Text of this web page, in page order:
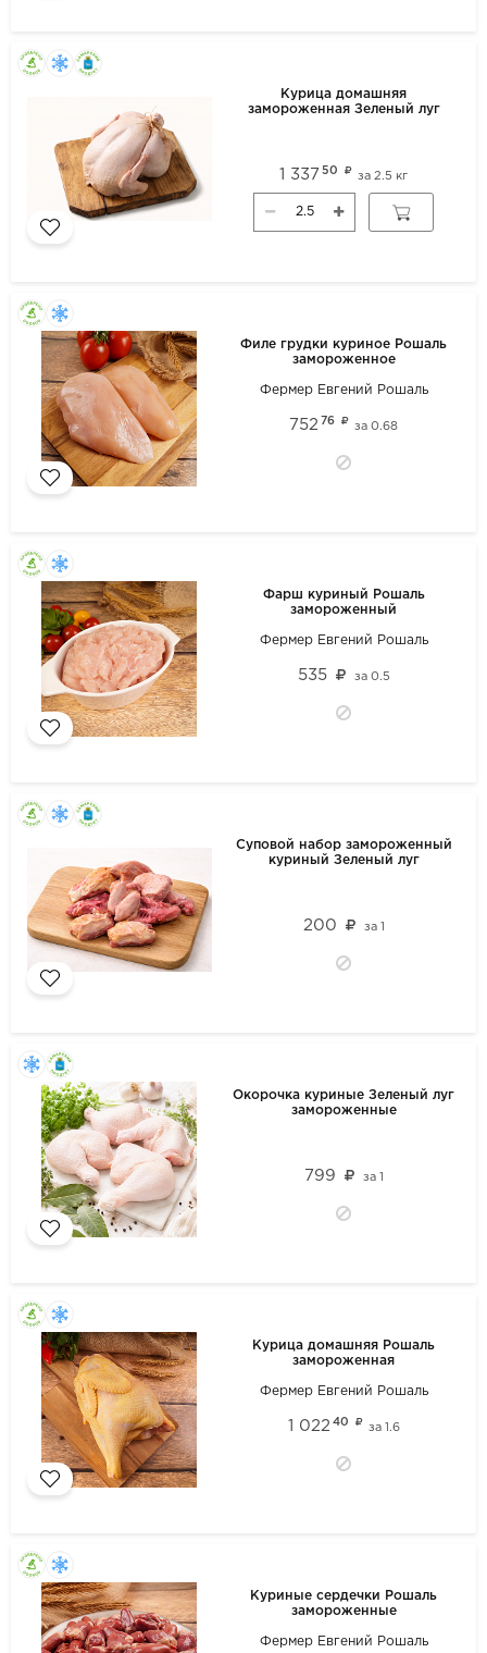
Курица домашняя
замороженная Зеленый луг
1 337 50 за2.5 кг
Филе грудки куриное Рошаль
замороженное
Фермер Евгений Рошаль
752 76 за0.68
Фарш куриный Рошаль
замороженный
Фермер Евгений Рошаль
535 за 0.5
Суповой набор замороженный
куриный Зеленый луг
200 за 1
Окорочка куриные Зеленый луг
замороженные
799 за 1
Курица домашняя Рошаль
замороженная
Фермер Евгений Рошаль
1 022 40 за 1.6
Куриные сердечки Рошаль
замороженные
Фермер Евгений Рошаль